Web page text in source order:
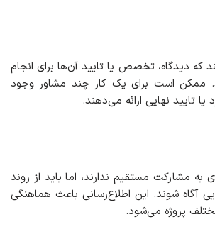
که دیدگاه، تخصص یا تایید آن‌ها برای انجام
ممکن است برای یک کار چند مشاور وجود
یا تایید نهایی ارائه می‌دهند.
به مشارکت مستقیم ندارند، اما باید از روند
آگاه شوند. این اطلاع‌رسانی باعث هماهنگی
پروژه می‌شود.